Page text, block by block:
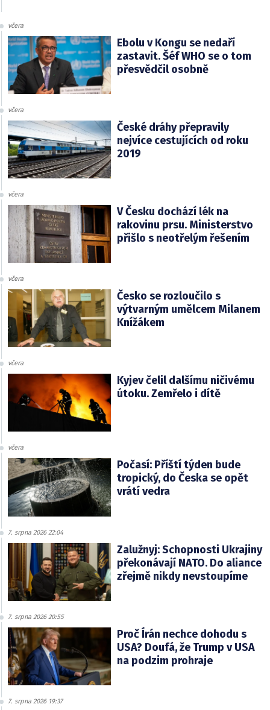
včera
Ebolu v Kongu se nedaří
zastavit. Šéf WHO se o tom
přesvědčil osobně
včera
České dráhy přepravily
nejvíce cestujících od roku
2019
včera
V Česku dochází lék na
rakovinu prsu. Ministerstvo
přišlo s neotřelým řešením
včera
Česko se rozloučilo s
výtvarným umělcem Milanem
Knížákem
včera
Kyjev čelil dalšímu ničivému
útoku. Zemřelo i dítě
včera
Počasí: Příští týden bude
tropický, do Česka se opět
vrátí vedra
7. srpna 2026 22:04
Zalužnyj: Schopnosti Ukrajiny
překonávají NATO. Do aliance
zřejmě nikdy nevstoupíme
7. srpna 2026 20:55
Proč Írán nechce dohodu s
USA? Doufá, že Trump v USA
na podzim prohraje
7. srpna 2026 19:37